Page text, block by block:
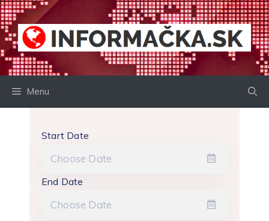
Preskočiť
na
obsah
Menu
Start Date
End Date